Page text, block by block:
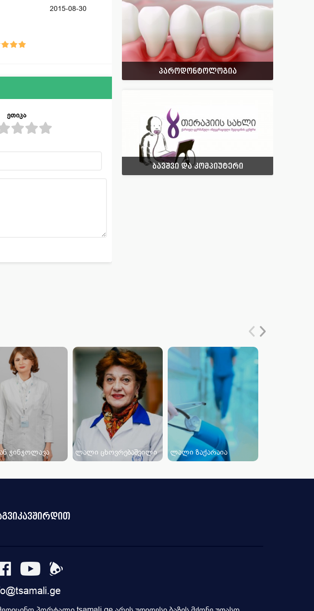
2015-08-30
ეთიკა
პაროდონტოლოგია
ბავშვი და კომპიუტერი
ჯინჯოლავა ლალი ცხოვრებაშვილი ლალი ზაქარაია